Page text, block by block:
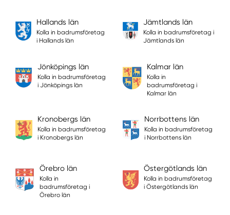
Hallands län
Kolla in badrumsföretag
i Hallands län
Jämtlands län
Kolla in badrumsföretag i
Jämtlands län
Jönköpings län
Kolla in badrumsföretag
i Jönköpings län
Kalmar län
Kolla in
badrumsföretag i
Kalmar län
Kronobergs län
Kolla in badrumsföretag
i Kronobergs län
Norrbottens län
Kolla in badrumsföretag
i Norrbottens län
Örebro län
Kolla in
badrumsföretag i
Örebro län
Östergötlands län
Kolla in badrumsföretag
i Östergötlands län